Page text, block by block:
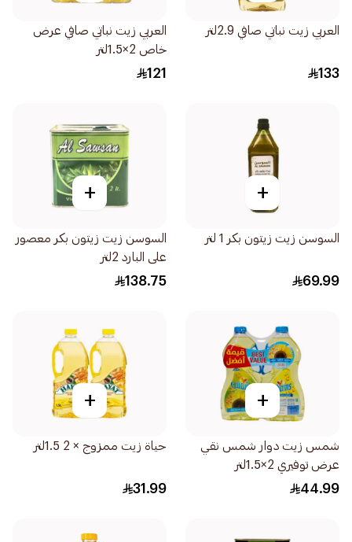
العربي زيت نباتي صافي 2.9لتر
133
العربي زيت نباتي صافي عرض
خاص 2×1.5لتر
121
+
السوسن زيت زيتون بكر 1 لتر
69.99
+
السوسن زيت زيتون بكر معصور
على البارد 2لتر
138.75
+
شمس زيت دوار شمس نقي
عرض توفيري 2×1.5لتر
44.99
+
حياة زيت ممزوج × 2 1.5لتر
31.99